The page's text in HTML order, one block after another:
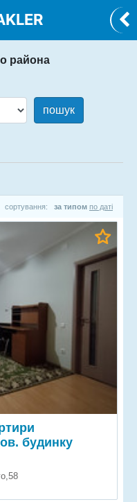
района
пошук
сортування: за типом по даті
будинку